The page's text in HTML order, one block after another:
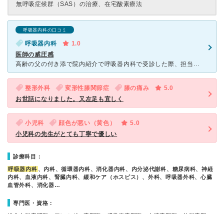
無呼吸症候群（SAS）の治療、在宅酸素療法
呼吸器内科の口コミ
呼吸器内科
1.0
医師の威圧感
高齢の父の付き添で院内紹介で呼吸器内科で受診した際、担当男性医師から発する言葉に絶句しました。 画像の肺の影について質問をしたのですが、何度も同じ事を質問した訳でもないのに何度も同じ事を言わせるな的
整形外科 変形性膝関節症 膝の痛み
5.0
お世話になりました。又左足も宜しく
小児科 顔色が悪い（黄色）
5.0
小児科の先生がとても丁寧で優しい
診療科目：
呼吸器内科 、内科、循環器内科、消化器内科、内分泌代謝科、糖尿病科、神経
内科、血液内科、腎臓内科、緩和ケア（ホスピス）、外科、呼吸器外科、心臓
血管外科、消化器…
専門医・資格：